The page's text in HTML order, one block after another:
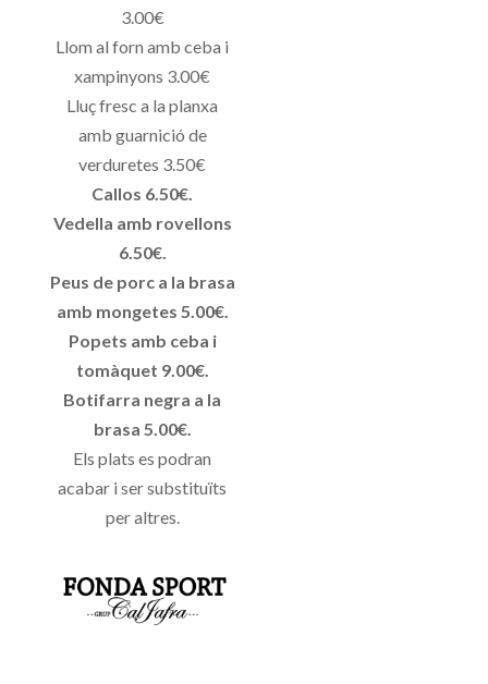
3.00€
Llom al forn amb ceba i
xampinyons 3.00€
Lluç fresc a la planxa
amb guarnició de
verduretes 3.50€
Callos 6.50€.
Vedella amb rovellons
6.50€.
Peus de porc a la brasa
amb mongetes 5.00€.
Popets amb ceba i
tomàquet 9.00€.
Botifarra negra a la
brasa 5.00€.
Els plats es podran
acabar i ser substituïts
per altres.